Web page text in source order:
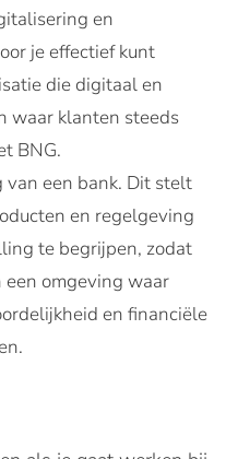
en
je effectief kunt
die digitaal en
waar klanten steeds
BNG.
van een bank. Dit stelt
en regelgeving
te begrijpen, zodat
omgeving waar
en financiële